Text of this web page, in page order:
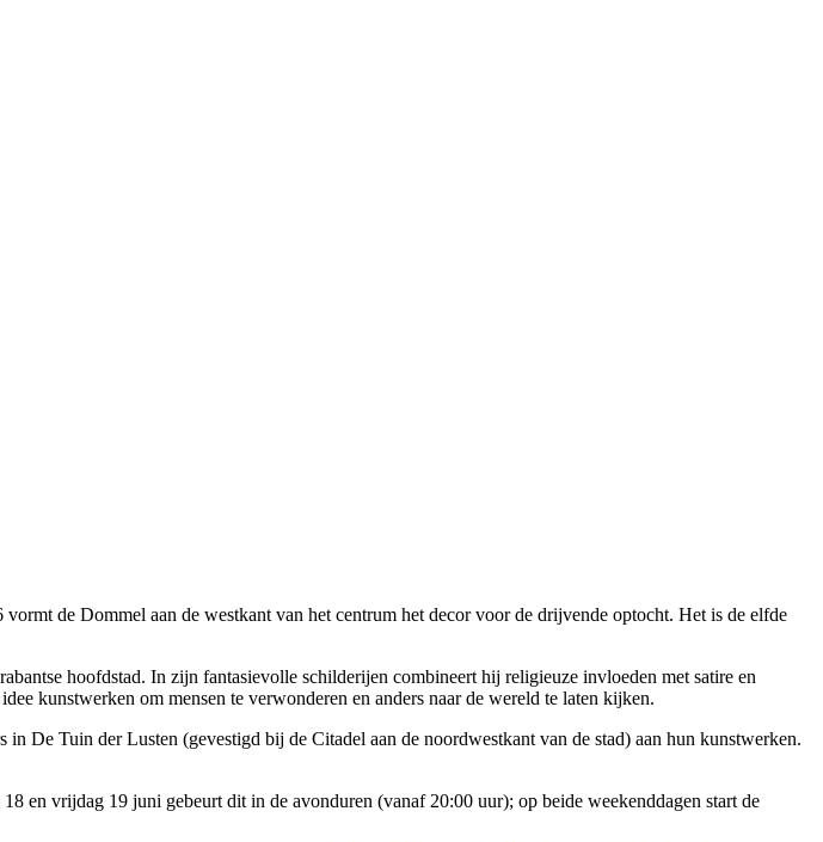
de Dommel aan de westkant van het centrum het decor voor de drijvende optocht. Het is de elfde
hoofdstad. In zijn fantasievolle schilderijen combineert hij religieuze invloeden met satire en
kunstwerken om mensen te verwonderen en anders naar de wereld te laten kijken.
De Tuin der Lusten (gevestigd bij de Citadel aan de noordwestkant van de stad) aan hun kunstwerken.
en vrijdag 19 juni gebeurt dit in de avonduren (vanaf 20:00 uur); op beide weekenddagen start de